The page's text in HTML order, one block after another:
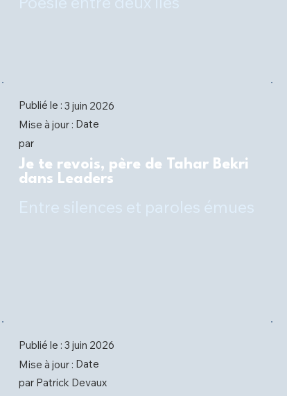
Publié le : 3 juin 2026
Mise à jour : Date
par
Je te revois, père de Tahar Bekri
dans Leaders
Publié le : 3 juin 2026
Mise à jour : Date
par Patrick Devaux